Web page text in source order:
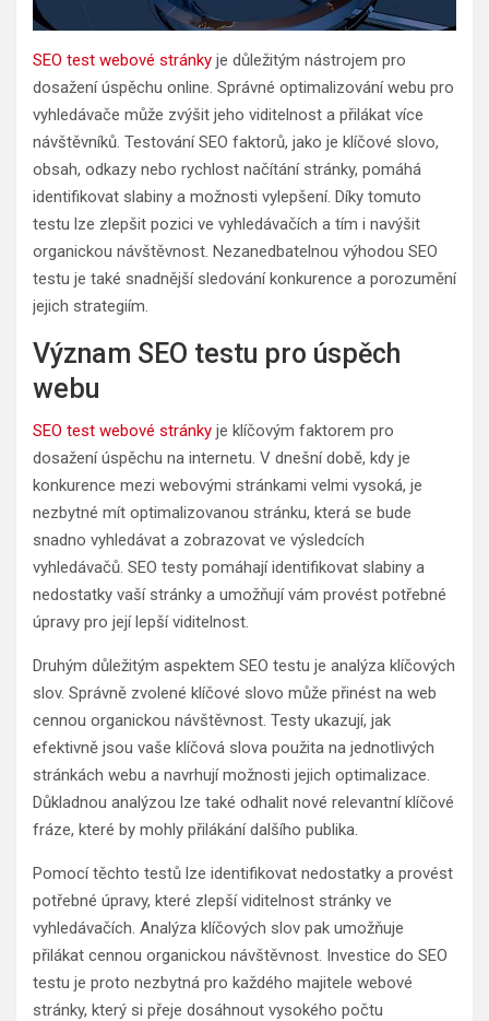
SEO test webové stránky je důležitým nástrojem pro
dosažení úspěchu online. Správné optimalizování webu pro
vyhledávače může zvýšit jeho viditelnost a přilákat více
návštěvníků. Testování SEO faktorů, jako je klíčové slovo,
obsah, odkazy nebo rychlost načítání stránky, pomáhá
identifikovat slabiny a možnosti vylepšení. Díky tomuto
testu lze zlepšit pozici ve vyhledávačích a tím i navýšit
organickou návštěvnost. Nezanedbatelnou výhodou SEO
testu je také snadnější sledování konkurence a porozumění
jejich strategiím.
Význam SEO testu pro úspěch
webu
SEO test webové stránky je klíčovým faktorem pro
dosažení úspěchu na internetu. V dnešní době, kdy je
konkurence mezi webovými stránkami velmi vysoká, je
nezbytné mít optimalizovanou stránku, která se bude
snadno vyhledávat a zobrazovat ve výsledcích
vyhledávačů. SEO testy pomáhají identifikovat slabiny a
nedostatky vaší stránky a umožňují vám provést potřebné
úpravy pro její lepší viditelnost.
Druhým důležitým aspektem SEO testu je analýza klíčových
slov. Správně zvolené klíčové slovo může přinést na web
cennou organickou návštěvnost. Testy ukazují, jak
efektivně jsou vaše klíčová slova použita na jednotlivých
stránkách webu a navrhují možnosti jejich optimalizace.
Důkladnou analýzou lze také odhalit nové relevantní klíčové
fráze, které by mohly přilákání dalšího publika.
Pomocí těchto testů lze identifikovat nedostatky a provést
potřebné úpravy, které zlepší viditelnost stránky ve
vyhledávačích. Analýza klíčových slov pak umožňuje
přilákat cennou organickou návštěvnost. Investice do SEO
testu je proto nezbytná pro každého majitele webové
stránky, který si přeje dosáhnout vysokého počtu